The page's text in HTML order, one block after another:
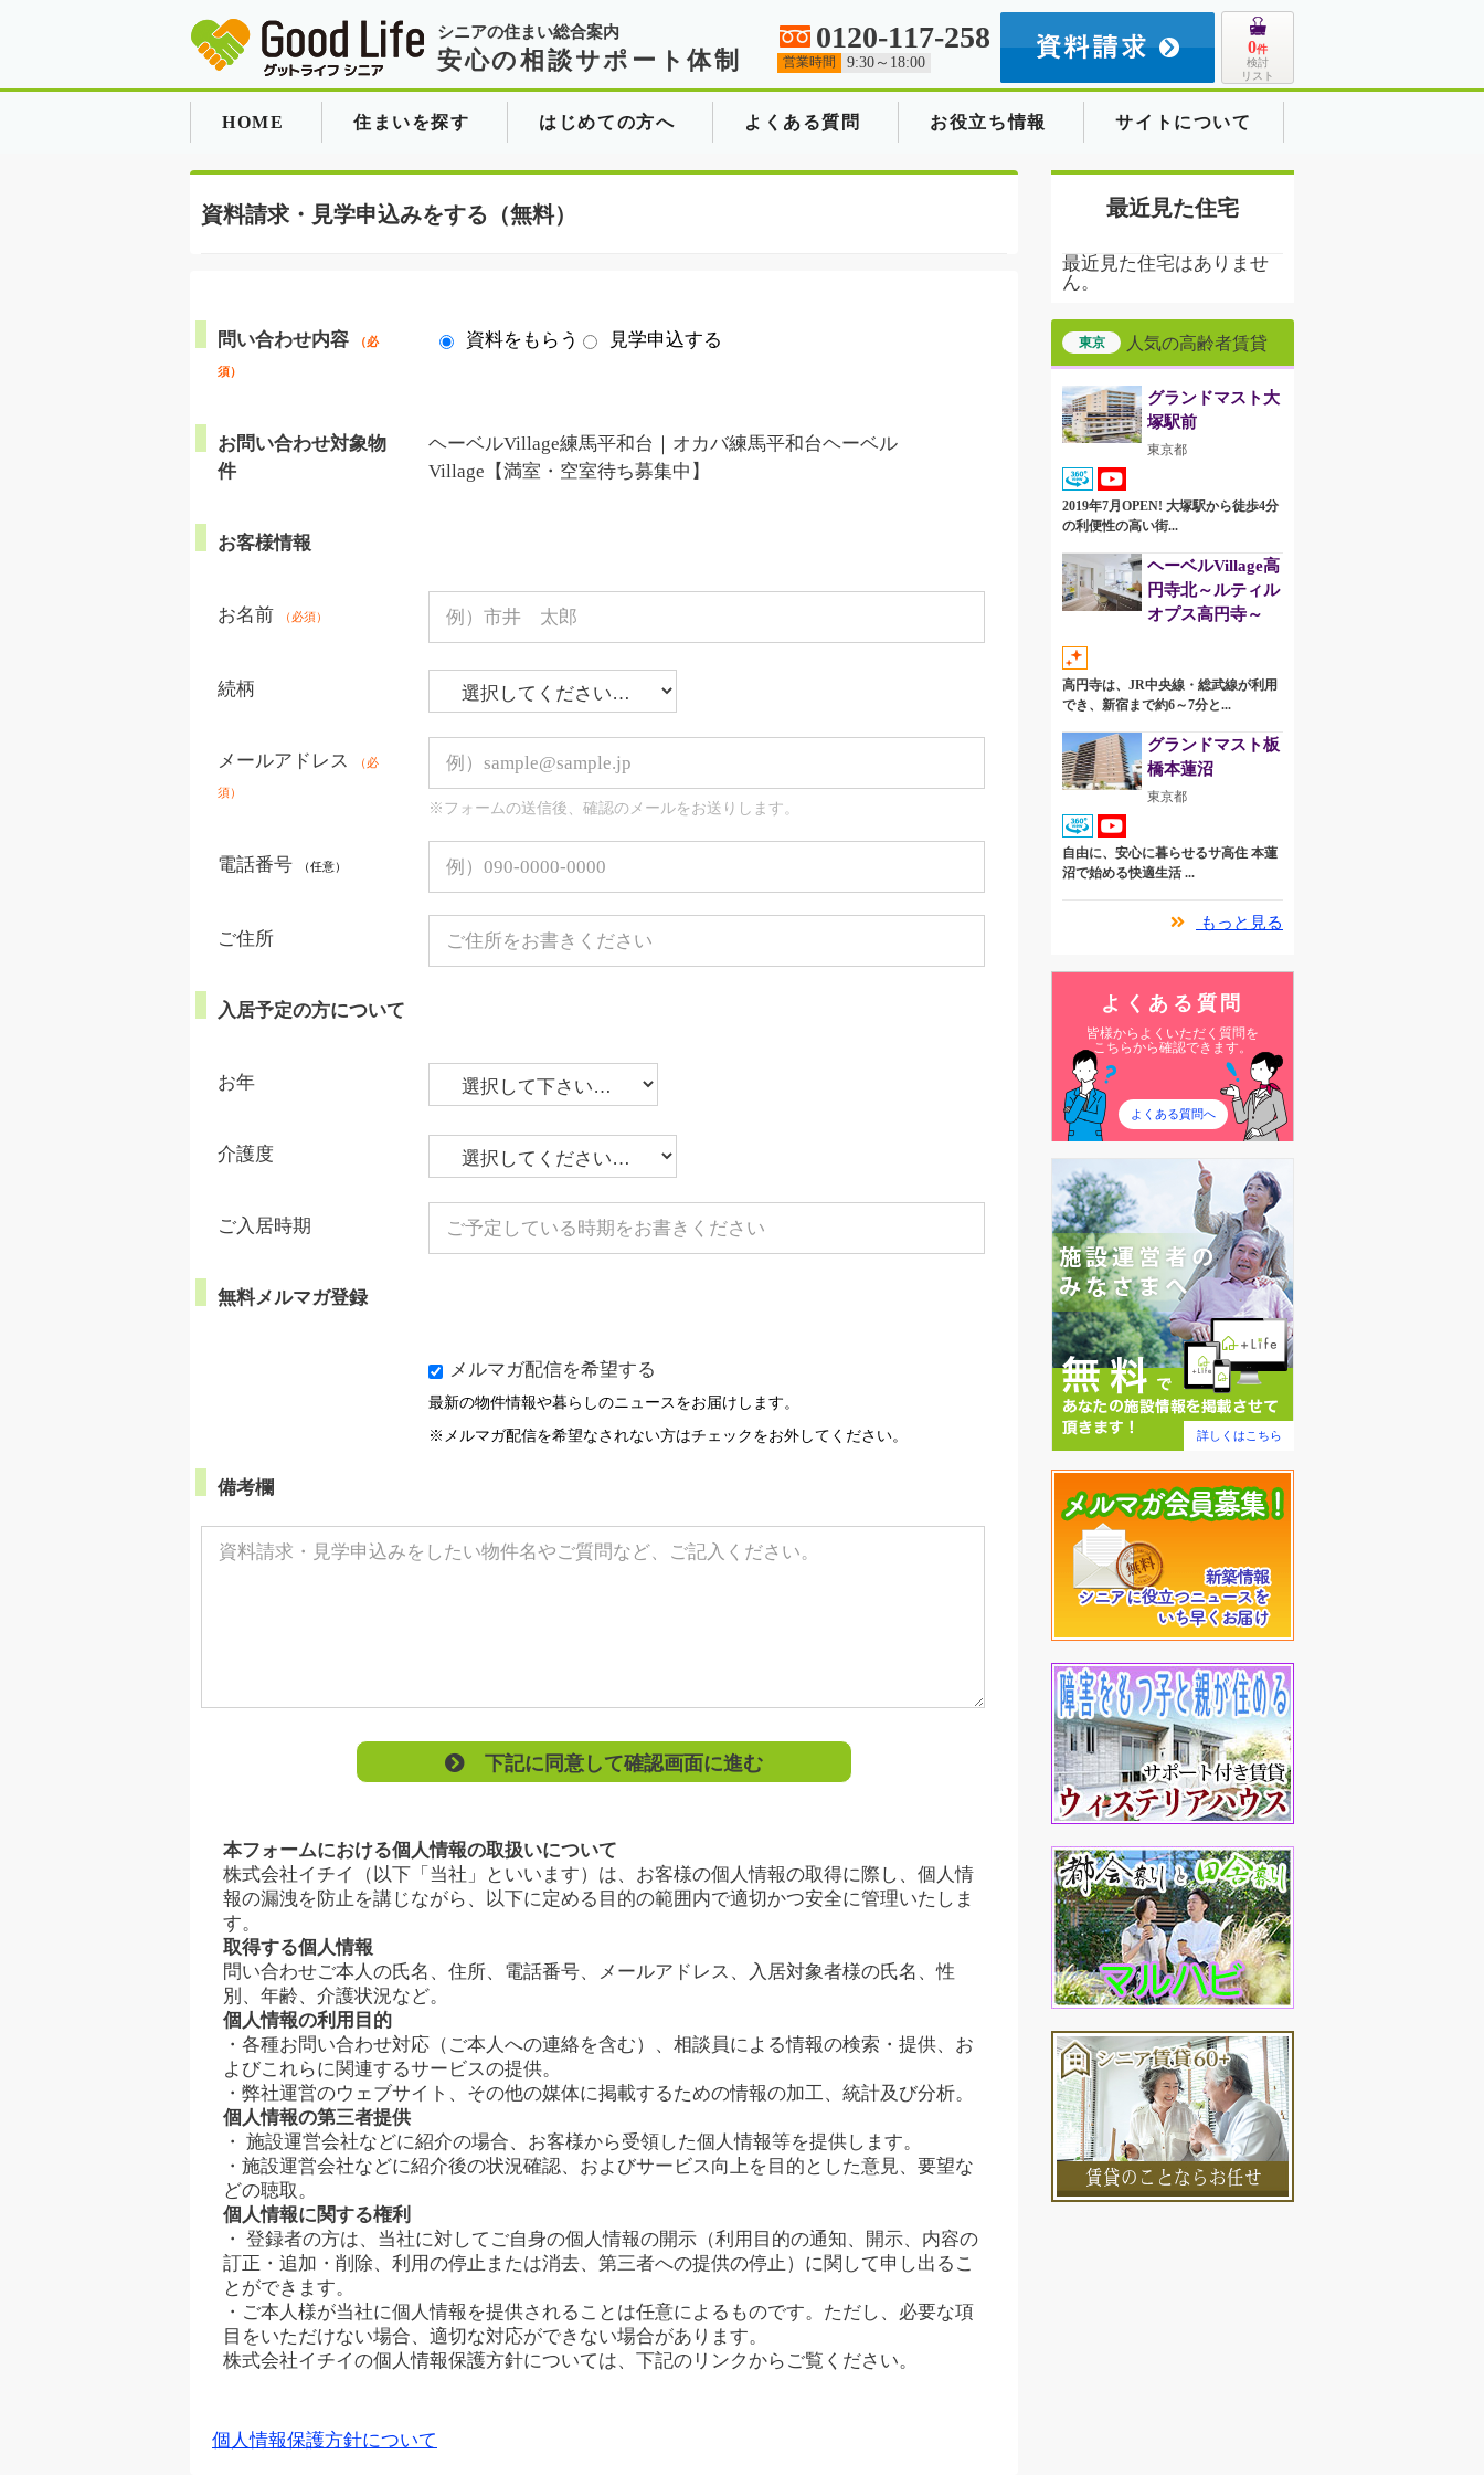
シニアの住まい総合案内
安心の相談サポート体制
0120-117-258
営業時間 9:30～18:00
0件
検討
リスト
HOME 住まいを探す はじめての方へ よくある質問 お役立ち情報 サイトについて
資料請求・見学申込みをする（無料）
問い合わせ内容 （必
須）
資料をもらう 見学申込する
お問い合わせ対象物
件
ヘーベルVillage練馬平和台｜オカバ練馬平和台ヘーベル
Village【満室・空室待ち募集中】
お客様情報
お名前 （必須）
続柄
メールアドレス （必
須）
※フォームの送信後、確認のメールをお送りします。
電話番号 （任意）
ご住所
入居予定の方について
お年
介護度
ご入居時期
無料メルマガ登録
メルマガ配信を希望する
最新の物件情報や暮らしのニュースをお届けします。
※メルマガ配信を希望なされない方はチェックをお外してください。
備考欄
下記に同意して確認画面に進む
本フォームにおける個人情報の取扱いについて
株式会社イチイ（以下「当社」といいます）は、お客様の個人情報の取得に際し、個人情
報の漏洩を防止を講じながら、以下に定める目的の範囲内で適切かつ安全に管理いたしま
す。
取得する個人情報
問い合わせご本人の氏名、住所、電話番号、メールアドレス、入居対象者様の氏名、性
別、年齢、介護状況など。
個人情報の利用目的
・各種お問い合わせ対応（ご本人への連絡を含む）、相談員による情報の検索・提供、お
よびこれらに関連するサービスの提供。
・弊社運営のウェブサイト、その他の媒体に掲載するための情報の加工、統計及び分析。
個人情報の第三者提供
・ 施設運営会社などに紹介の場合、お客様から受領した個人情報等を提供します。
・施設運営会社などに紹介後の状況確認、およびサービス向上を目的とした意見、要望な
どの聴取。
個人情報に関する権利
・ 登録者の方は、当社に対してご自身の個人情報の開示（利用目的の通知、開示、内容の
訂正・追加・削除、利用の停止または消去、第三者への提供の停止）に関して申し出るこ
とができます。
・ご本人様が当社に個人情報を提供されることは任意によるものです。ただし、必要な項
目をいただけない場合、適切な対応ができない場合があります。
株式会社イチイの個人情報保護方針については、下記のリンクからご覧ください。
個人情報保護方針について
最近見た住宅
最近見た住宅はありませ
ん。
東京 人気の高齢者賃貸
グランドマスト大
塚駅前
東京都
2019年7月OPEN! 大塚駅から徒歩4分
の利便性の高い街...
ヘーベルVillage高
円寺北～ルティル
オプス高円寺～
高円寺は、JR中央線・総武線が利用
でき、新宿まで約6～7分と...
グランドマスト板
橋本蓮沼
東京都
自由に、安心に暮らせるサ高住 本蓮
沼で始める快適生活 ...
もっと見る
よくある質問
皆様からよくいただく質問を
こちらから確認できます。
よくある質問へ
詳しくはこちら